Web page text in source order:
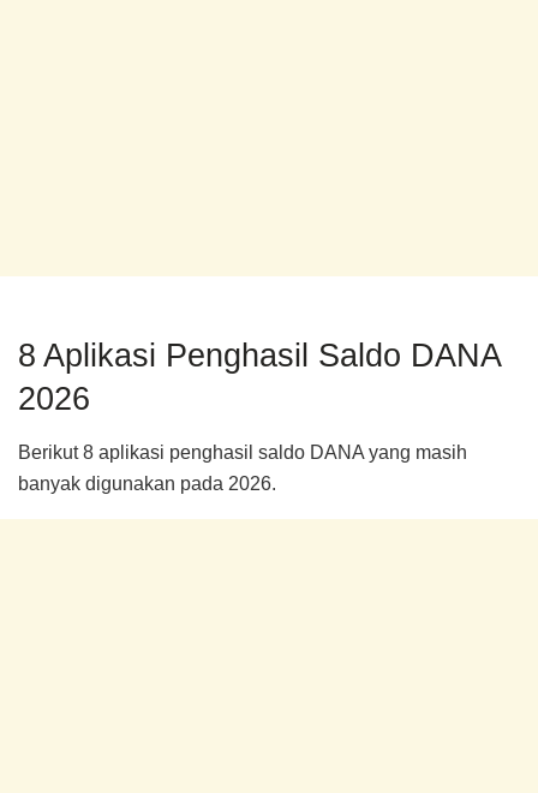
8 Aplikasi Penghasil Saldo DANA
2026
Berikut 8 aplikasi penghasil saldo DANA yang masih
banyak digunakan pada 2026.